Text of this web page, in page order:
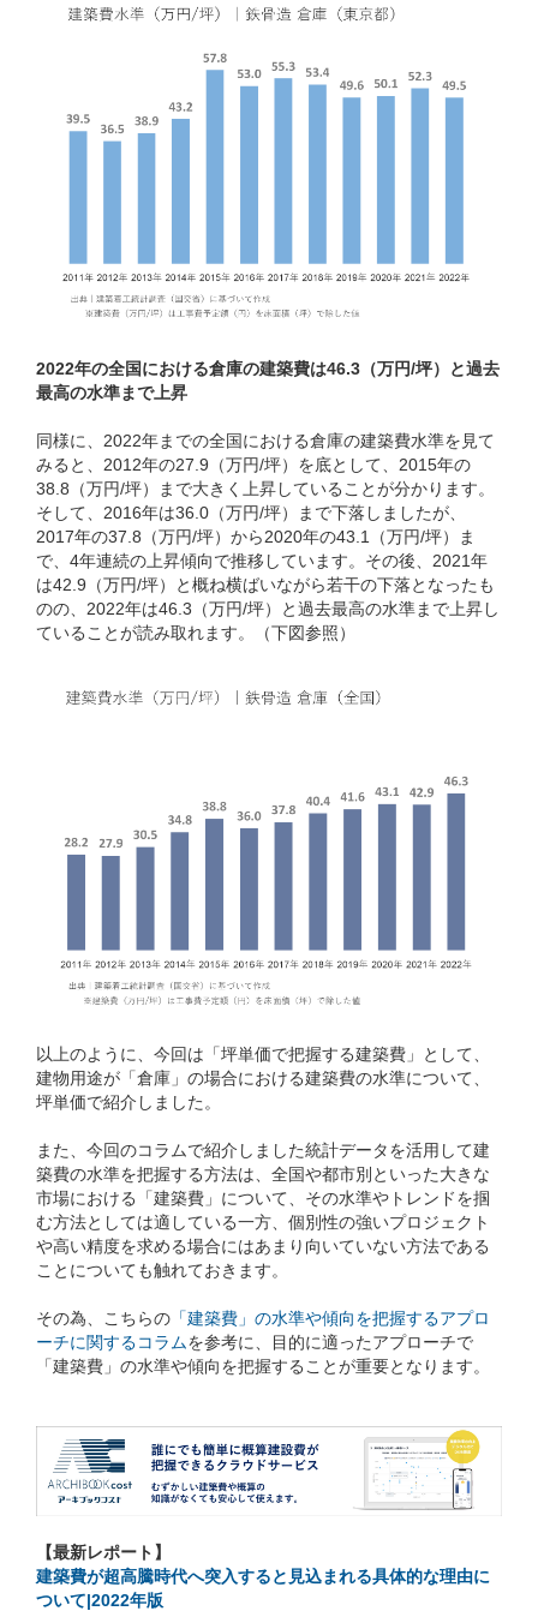
2022年の全国における倉庫の建築費は46.3（万円/坪）と過去
最高の水準まで上昇
同様に、2022年までの全国における倉庫の建築費水準を見て
みると、2012年の27.9（万円/坪）を底として、2015年の
38.8（万円/坪）まで大きく上昇していることが分かります。
そして、2016年は36.0（万円/坪）まで下落しましたが、
2017年の37.8（万円/坪）から2020年の43.1（万円/坪）ま
で、4年連続の上昇傾向で推移しています。その後、2021年
は42.9（万円/坪）と概ね横ばいながら若干の下落となったも
のの、2022年は46.3（万円/坪）と過去最高の水準まで上昇し
ていることが読み取れます。（下図参照）
以上のように、今回は「坪単価で把握する建築費」として、
建物用途が「倉庫」の場合における建築費の水準について、
坪単価で紹介しました。
また、今回のコラムで紹介しました統計データを活用して建
築費の水準を把握する方法は、全国や都市別といった大きな
市場における「建築費」について、その水準やトレンドを掴
む方法としては適している一方、個別性の強いプロジェクト
や高い精度を求める場合にはあまり向いていない方法である
ことについても触れておきます。
その為、こちらの 「建築費」の水準や傾向を把握するアプロ
ーチに関するコラムを参考に、目的に適ったアプローチで
「建築費」の水準や傾向を把握することが重要となります。
【最新レポート】
建築費が超高騰時代へ突入すると見込まれる具体的な理由に
ついて|2022年版